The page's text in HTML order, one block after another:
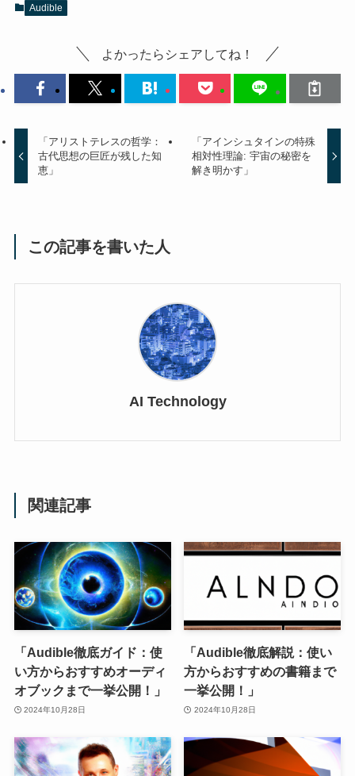
Audible
よかったらシェアしてね！
「アリストテレスの哲学：
古代思想の巨匠が残した知
恵」
「アインシュタインの特殊
相対性理論: 宇宙の秘密を
解き明かす」
この記事を書いた人
AI Technology
関連記事
「Audible徹底ガイド：使
い方からおすすめオーディ
オブックまで一挙公開！」
2024年10月28日
「Audible徹底解説：使い
方からおすすめの書籍まで
一挙公開！」
2024年10月28日